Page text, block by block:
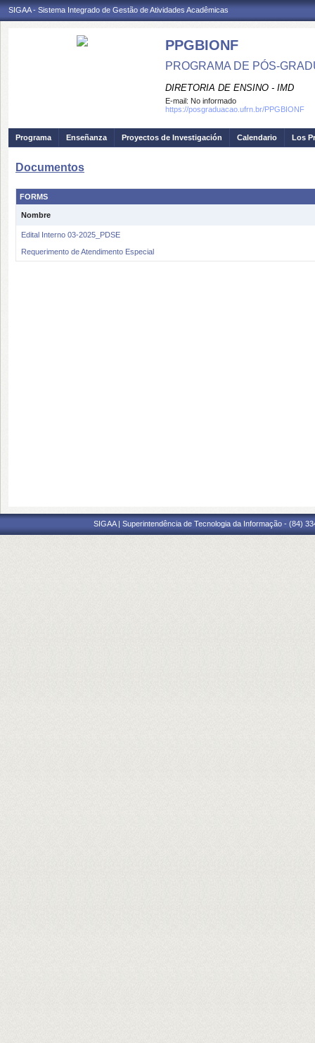
SIGAA - Sistema Integrado de Gestão de Atividades Acadêmicas
PPGBIONF
PROGRAMA DE PÓS-
DIRETORIA DE ENSINO - IMD
E-mail: No informado
https://posgraduacao.ufrn.br/PPGBIONF
Programa Enseñanza Proyectos de Investigación Calendario Los
Documentos
FORMS
Nombre
Edital Interno 03-2025_PDSE
Requerimento de Atendimento Especial
SIGAA | Superintendência de Tecnologia da Informação - (84)